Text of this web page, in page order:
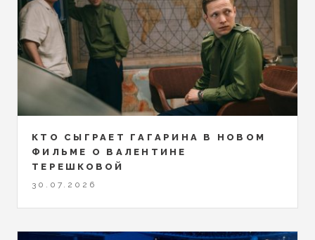
КТО СЫГРАЕТ ГАГАРИНА В НОВОМ
ФИЛЬМЕ О ВАЛЕНТИНЕ
ТЕРЕШКОВОЙ
30.07.2026